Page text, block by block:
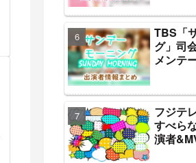
TBS「
グ」司
メンテ
フジテ
すべら
演者